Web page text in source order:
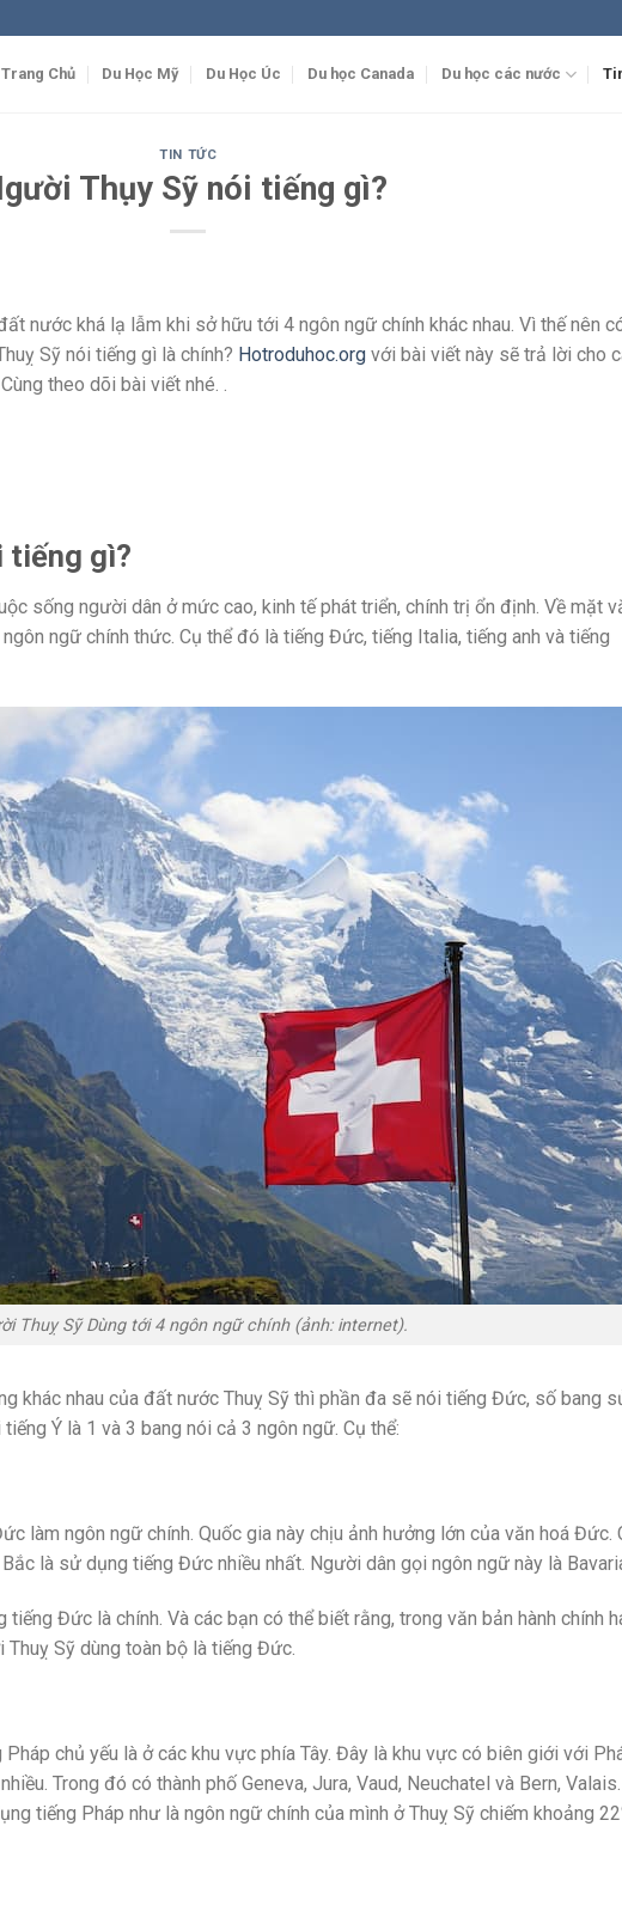
Trang Chủ Du Học Mỹ Du Học Úc Du học Canada Du học các nước
TIN TỨC
Thụy Sỹ nói tiếng gì?
nước khá lạ lẫm khi sở hữu tới 4 ngôn ngữ chính khác nhau. Vì thế nên
Sỹ nói tiếng gì là chính? Hotroduhoc.org với bài viết này sẽ trả lời cho
theo dõi bài viết nhé. .
tiếng gì?
sống người dân ở mức cao, kinh tế phát triển, chính trị ổn định. Về mặt
ngữ chính thức. Cụ thể đó là tiếng Đức, tiếng Italia, tiếng anh và tiếng
Thuỵ Sỹ Dùng tới 4 ngôn ngữ chính (ảnh: internet).
khác nhau của đất nước Thuỵ Sỹ thì phần đa sẽ nói tiếng Đức, số bang
Ý là 1 và 3 bang nói cả 3 ngôn ngữ. Cụ thể:
làm ngôn ngữ chính. Quốc gia này chịu ảnh hưởng lớn của văn hoá Đức.
là sử dụng tiếng Đức nhiều nhất. Người dân gọi ngôn ngữ này là
tiếng Đức là chính. Và các bạn có thể biết rằng, trong văn bản hành chính
Sỹ dùng toàn bộ là tiếng Đức.
chủ yếu là ở các khu vực phía Tây. Đây là khu vực có biên giới với
Trong đó có thành phố Geneva, Jura, Vaud, Neuchatel và Bern, Valais.
tiếng Pháp như là ngôn ngữ chính của mình ở Thuỵ Sỹ chiếm khoảng